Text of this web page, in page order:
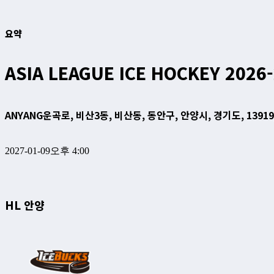
요약
ASIA LEAGUE ICE HOCKEY
ANYANG운곡로, 비산3동, 비산동, 동안구, 안양시, 경기도,
2027-01-09오후 4:00
HL 안양